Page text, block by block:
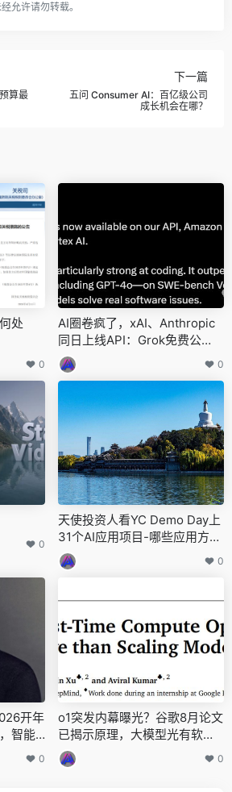
允许请勿转载。
算最
下一篇
五问 Consumer AI：百亿级公司
成长机会在哪？
处
0
AI圈卷疯了，xAI、Anthropic
同日上线API：Grok免费公
测，Claude 3.5 Haiku价格暴
涨
0
0
天使投资人看YC Demo Day上
31个AI应用项目-哪些应用方向
最热？
0
开年
智能
0
o1突发内幕曝光？谷歌8月论文
已揭示原理，大模型光有软件
不存在护城河
0